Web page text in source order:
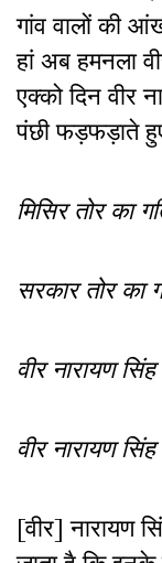
गांव वालों की
हां अब हमनला
एक्को दिन वीर
पंछी फड़फड़ाते
मिसिर तोर का
सरकार तोर का
वीर नारायण
वीर नारायण
[वीर] नारायण